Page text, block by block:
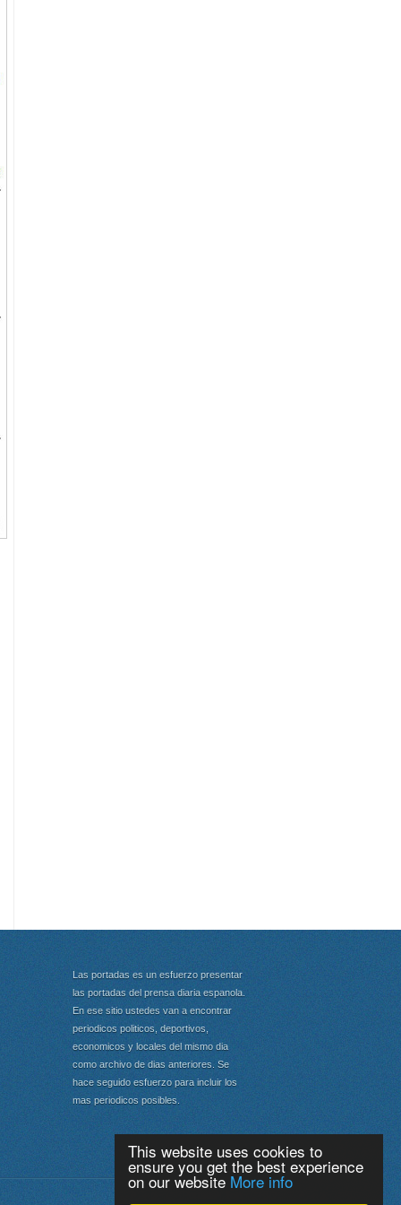
This website uses cookies to
ensure you get the best experience
on our website More info
Las portadas es un esfuerzo presentar
las portadas del prensa diaria espanola.
En ese sitio ustedes van a encontrar
periodicos politicos, deportivos,
economicos y locales del mismo dia
como archivo de dias anteriores. Se
hace seguido esfuerzo para incluir los
mas periodicos posibles.